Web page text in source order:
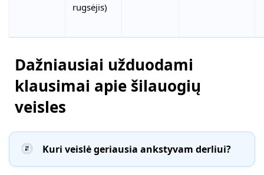
rugsėjis)
Dažniausiai užduodami
klausimai apie šilauogių
veisles
Kuri veislė geriausia ankstyvam derliui?